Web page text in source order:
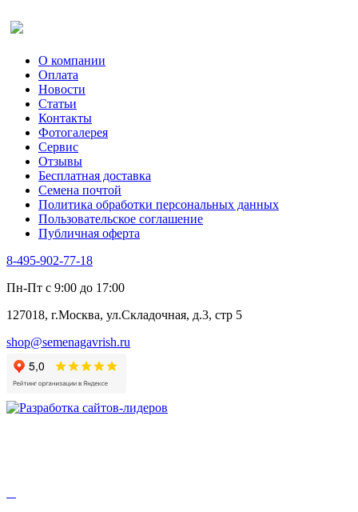
О компании
Оплата
Новости
Статьи
Контакты
Фотогалерея​
Сервис
Отзывы
Бесплатная доставка
Семена почтой
Политика обработки персональных данных
Пользовательское соглашение
Публичная оферта
8-495-902-77-18
Пн-Пт с 9:00 до 17:00
127018, г.Москва, ул.Складочная, д.3, стр 5
shop@semenagavrish.ru